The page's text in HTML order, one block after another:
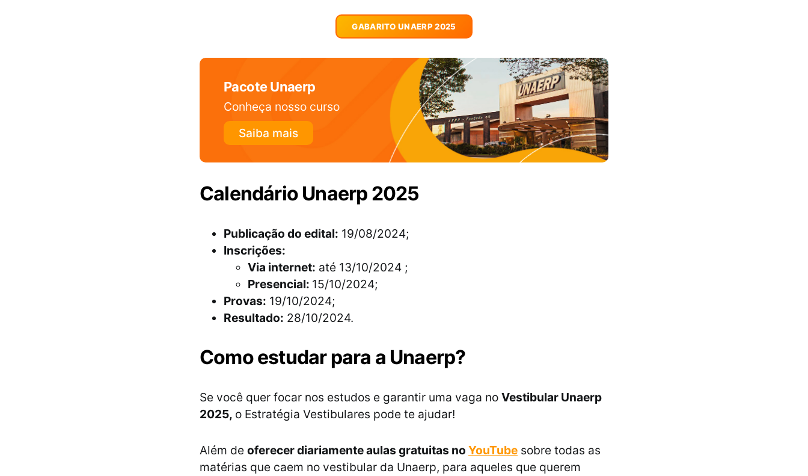
GABARITO UNAERP 2025
Pacote Unaerp
Conheça nosso curso
Saiba mais
Calendário Unaerp 2025
Publicação do edital: 19/08/2024;
Inscrições:
Via internet: até 13/10/2024 ;
Presencial: 15/10/2024;
Provas: 19/10/2024;
Resultado: 28/10/2024.
Como estudar para a Unaerp?
Se você quer focar nos estudos e garantir uma vaga no Vestibular Unaerp
2025, o Estratégia Vestibulares pode te ajudar!
Além de oferecer diariamente aulas gratuitas no YouTube sobre todas as
matérias que caem no vestibular da Unaerp, para aqueles que querem